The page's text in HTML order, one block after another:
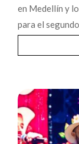
en Medellín y
para el